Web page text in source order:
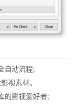
自动流程;
视素材。
的影视爱好者;